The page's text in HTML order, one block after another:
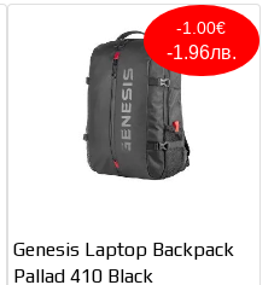
-1.00€
-1.96лв.
Genesis Laptop Backpack
Pallad 410 Black